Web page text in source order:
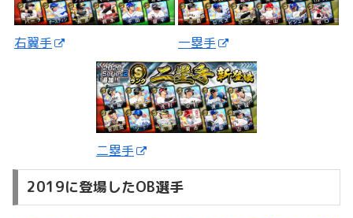
右翼手 一塁手
二塁手
2019に登場したOB選手